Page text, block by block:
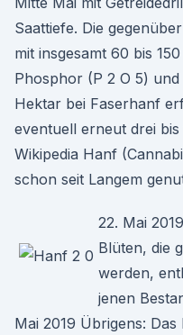
Saattiefe. Die
mit insgesamt 60 bis
Phosphor (P 2 O 5)
Hektar bei Faserhanf
eventuell erneut drei
Wikipedia Hanf
schon seit Langem
22. Mai
Blüten, die
werden,
jenen
Mai 2019 Übrigens: